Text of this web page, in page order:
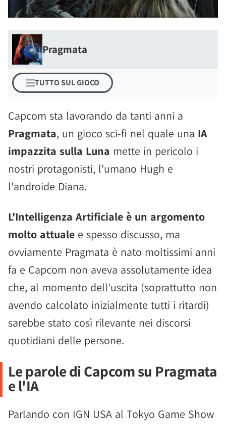
Pragmata
TUTTO SUL GIOCO
Capcom sta lavorando da tanti anni a
Pragmata, un gioco sci-fi nel quale una IA
impazzita sulla Luna mette in pericolo i
nostri protagonisti, l'umano Hugh e
l'androide Diana.
L'Intelligenza Artificiale è un argomento
molto attuale e spesso discusso, ma
ovviamente Pragmata è nato moltissimi anni
fa e Capcom non aveva assolutamente idea
che, al momento dell'uscita (soprattutto non
avendo calcolato inizialmente tutti i ritardi)
sarebbe stato così rilevante nei discorsi
quotidiani delle persone.
Le parole di Capcom su Pragmata
e l'IA
Parlando con IGN USA al Tokyo Game Show